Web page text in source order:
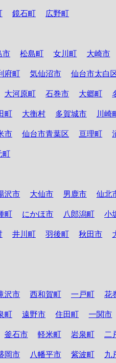
鏡石町 広野町
市 松島町 女川町 大崎市
府町 気仙沼市 仙台市太白
大河原町 石巻市 大郷町
町 大衡村 多賀城市 川崎
市 仙台市青葉区 亘理町
町
沢市 大仙市 男鹿市 仙北
町 にかほ市 八郎潟町 小
井川町 羽後町 秋田市
沢市 西和賀町 一戸町 花
町 遠野市 住田町 一関市
釜石市 軽米町 岩泉町 二
岡市 八幡平市 紫波町 九